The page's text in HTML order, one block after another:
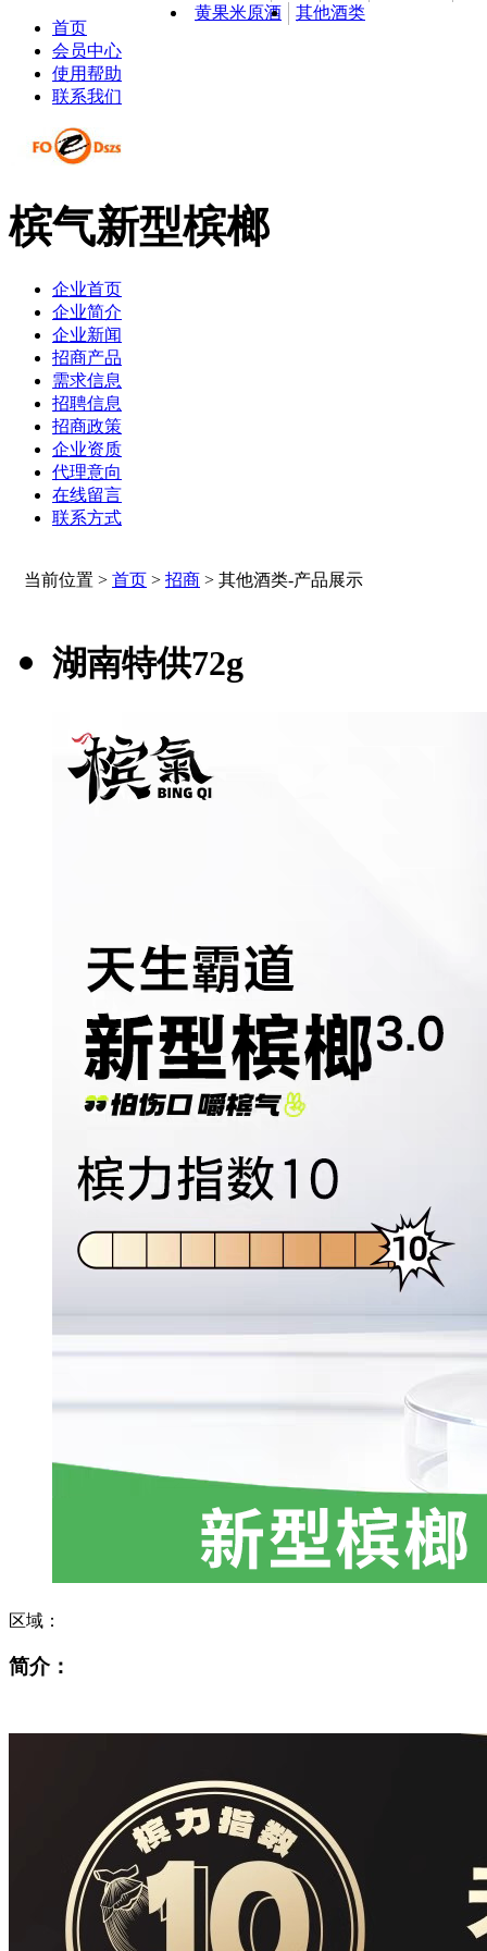
首页
会员中心
使用帮助
联系我们
槟气新型槟榔
企业首页
企业简介
企业新闻
招商产品
需求信息
招聘信息
招商政策
企业资质
代理意向
在线留言
联系方式
当前位置 > 首页 > 招商 > 其他酒类-产品展示
湖南特供72g
区域：
简介：
黄果米原酒 其他酒类